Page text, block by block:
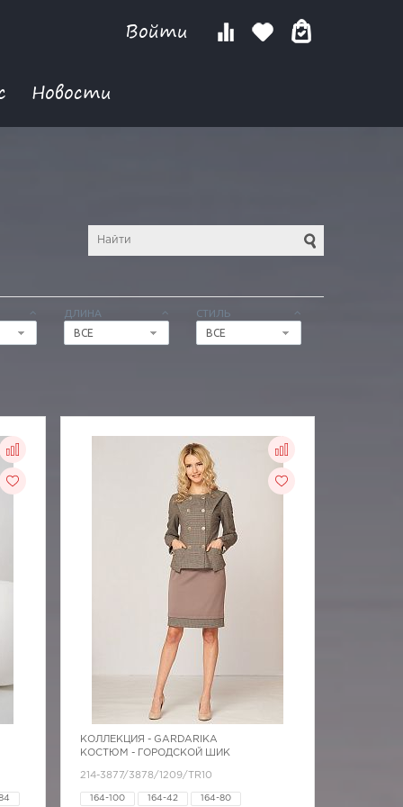
Войти
Новости
ДЛИНА
ВСЕ
СТИЛЬ
ВСЕ
КОЛЛЕКЦИЯ - GARDARIKA
КОСТЮМ - ГОРОДСКОЙ ШИК
214-3877/3878/1209/TR10
164-100 164-42 164-80